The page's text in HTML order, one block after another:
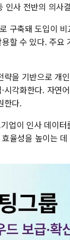
인사 전반의 의사
구축돼 도입이
할 수 있다. 주
을 기반으로 개
시각화한다. 자연
한다.
업이 인사 데이
율성을 높이는